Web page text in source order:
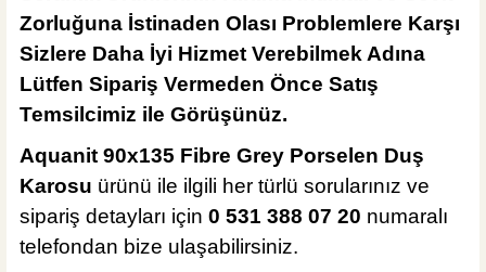
Zorluğuna İstinaden Olası Problemlere Karşı
Sizlere Daha İyi Hizmet Verebilmek Adına
Lütfen Sipariş Vermeden Önce Satış
Temsilcimiz ile Görüşünüz.
Aquanit 90x135 Fibre Grey Porselen Duş
Karosu ürünü ile ilgili her türlü sorularınız ve
sipariş detayları için 0 531 388 07 20 numaralı
telefondan bize ulaşabilirsiniz.